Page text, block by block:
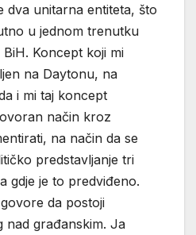
dva unitarna entiteta, što
u jednom trenutku
Koncept koji mi
na Daytonu, na
i mi taj koncept
način kroz
na način da se
predstavljanje tri
gdje je to predviđeno.
da postoji
nad građanskim. Ja